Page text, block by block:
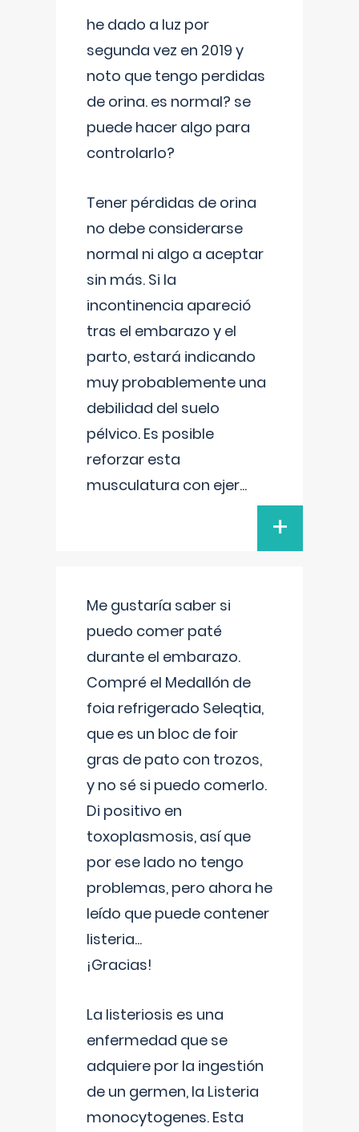
he dado a luz por
segunda vez en 2019 y
noto que tengo perdidas
de orina. es normal? se
puede hacer algo para
controlarlo?
Tener pérdidas de orina
no debe considerarse
normal ni algo a aceptar
sin más. Si la
incontinencia apareció
tras el embarazo y el
parto, estará indicando
muy probablemente una
debilidad del suelo
pélvico. Es posible
reforzar esta
musculatura con ejer...
+
Me gustaría saber si
puedo comer paté
durante el embarazo.
Compré el Medallón de
foia refrigerado Seleqtia,
que es un bloc de foir
gras de pato con trozos,
y no sé si puedo comerlo.
Di positivo en
toxoplasmosis, así que
por ese lado no tengo
problemas, pero ahora he
leído que puede contener
listeria...
¡Gracias!
La listeriosis es una
enfermedad que se
adquiere por la ingestión
de un germen, la Listeria
monocytogenes. Esta